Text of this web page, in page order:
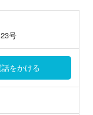
号
をかける